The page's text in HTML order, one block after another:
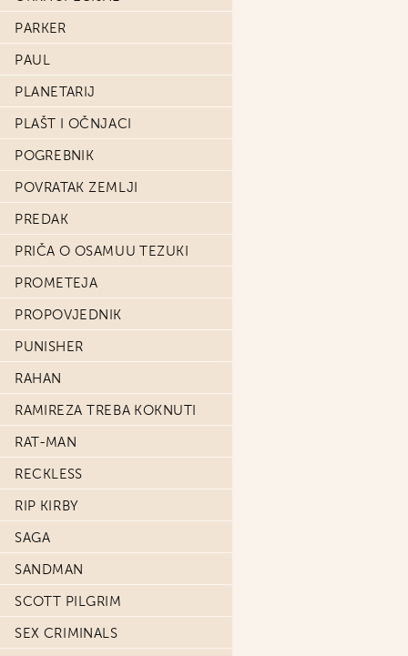
PARKER
PAUL
PLANETARIJ
PLAŠT I OČNJACI
POGREBNIK
POVRATAK ZEMLJI
PREDAK
PRIČA O OSAMUU TEZUKI
PROMETEJA
PROPOVJEDNIK
PUNISHER
RAHAN
RAMIREZA TREBA KOKNUTI
RAT-MAN
RECKLESS
RIP KIRBY
SAGA
SANDMAN
SCOTT PILGRIM
SEX CRIMINALS